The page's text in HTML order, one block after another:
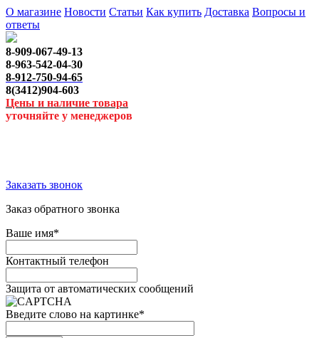
О магазине Новости Статьи Как купить Доставка Вопросы и
ответы
8-909-067-49-13
8-963-542-04-30
8-912-750-94-65
8(3412)904-603
Цены и наличие товара
уточняйте у менеджеров
Заказать звонок
Заказ обратного звонка
Ваше имя*
Контактный телефон
Защита от автоматических сообщений
Введите слово на картинке*